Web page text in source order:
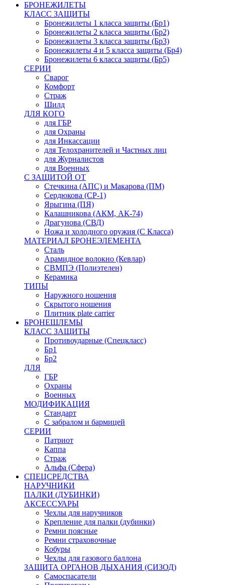
БРОНЕЖИЛЕТЫ
КЛАСС ЗАЩИТЫ
Бронежилеты 1 класса защиты (Бр1)
Бронежилеты 2 класса защиты (Бр2)
Бронежилеты 3 класса защиты (Бр3)
Бронежилеты 4 и 5 класса защиты (Бр4)
Бронежилеты 6 класса защиты (Бр5)
СЕРИИ
Сварог
Комфорт
Страж
Шилд
ДЛЯ КОГО
для ГБР
для Охраны
для Инкассации
для Телохранителей и Частных лиц
для Журналистов
для Военных
С ЗАЩИТОЙ ОТ
Стечкина (АПС) и Макарова (ПМ)
Сердюкова (СР-1)
Ярыгина (ПЯ)
Калашникова (АКМ, АК-74)
Драгунова (СВД)
Ножа и холодного оружия (С Класса)
МАТЕРИАЛ БРОНЕЭЛЕМЕНТА
Сталь
Арамидное волокно (Кевлар)
СВМПЭ (Полиэтелен)
Керамика
ТИПЫ
Наружного ношения
Скрытого ношения
Плитник plate carrier
БРОНЕШЛЕМЫ
КЛАСС ЗАЩИТЫ
Противоударные (Спецкласс)
Бр1
Бр2
ДЛЯ
ГБР
Охраны
Военных
МОДИФИКАЦИЯ
Стандарт
С забралом и бармицей
СЕРИИ
Патриот
Каппа
Страж
Альфа (Сфера)
СПЕЦСРЕДСТВА
НАРУЧНИКИ
ПАЛКИ (ДУБИНКИ)
АКСЕССУАРЫ
Чехлы для наручников
Крепление для палки (дубинки)
Ремни поясные
Ремни страховочные
Кобуры
Чехлы для газового баллона
ЗАЩИТА ОРГАНОВ ДЫХАНИЯ (СИЗОД)
Самоспасатели